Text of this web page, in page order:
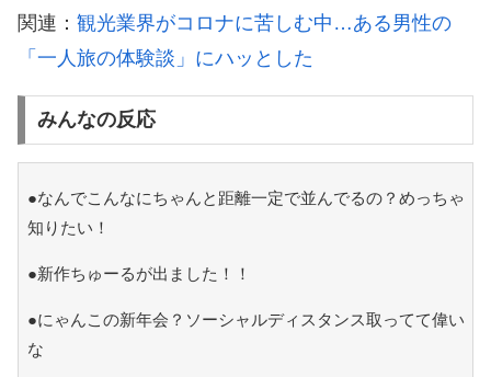
関連： 観光業界がコロナに苦しむ中…ある男性の
「一人旅の体験談」にハッとした
みんなの反応
●なんでこんなにちゃんと距離一定で並んでるの？めっちゃ
知りたい！
●新作ちゅーるが出ました！！
●にゃんこの新年会？ソーシャルディスタンス取ってて偉い
な